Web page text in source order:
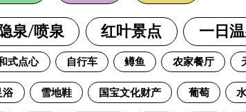
隐泉/喷泉 红叶景点 一日
式点心 自行车 鳟鱼 农家餐厅
浴 雪地鞋 国宝文化财产 葡萄